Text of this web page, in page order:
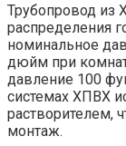
Трубопровод из
распределения
номинальное
дюйм при
давление 100
системах ХПВХ
растворителем,
монтаж.